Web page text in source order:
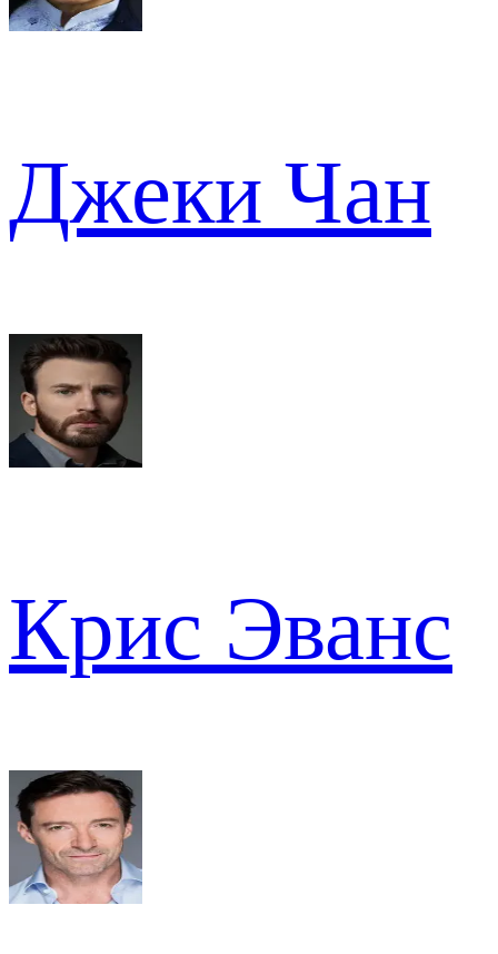
Джеки Чан
Крис Эванс